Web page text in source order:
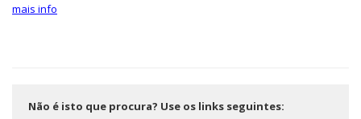
mais info
Não é isto que procura? Use os links seguintes: